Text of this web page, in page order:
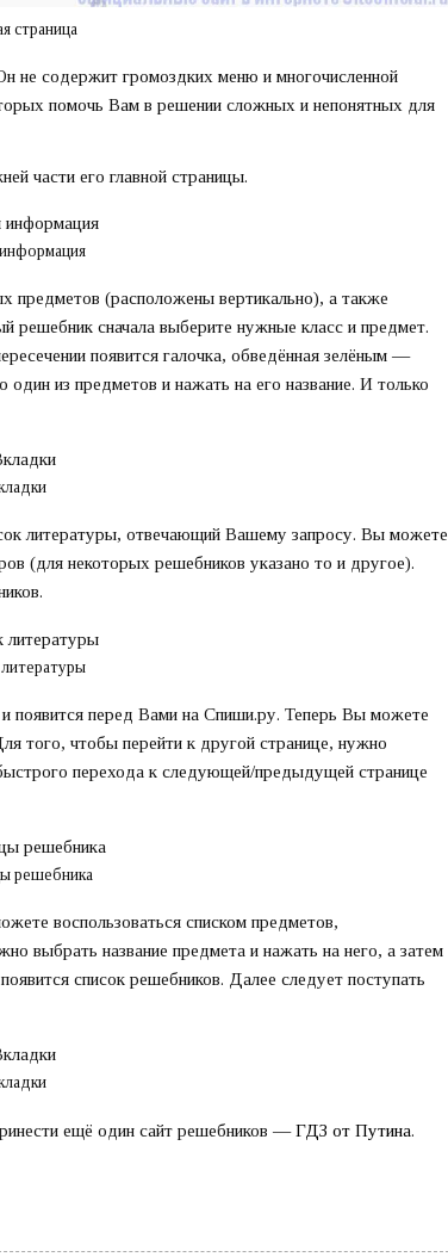
страница
не содержит громоздких меню и многочисленной
помочь Вам в решении сложных и непонятных для
части его главной страницы.
предметов (расположены вертикально), а также
решебник сначала выберите нужные класс и предмет.
появится галочка, обведённая зелёным —
из предметов и нажать на его название. И только
литературы, отвечающий Вашему запросу. Вы можете
(для некоторых решебников указано то и другое).
появится перед Вами на Спиши.ру. Теперь Вы можете
того, чтобы перейти к другой странице, нужно
перехода к следующей/предыдущей странице
решебника
воспользоваться списком предметов,
выбрать название предмета и нажать на него, а затем
список решебников. Далее следует поступать
ещё один сайт решебников —ГДЗ от Путина.